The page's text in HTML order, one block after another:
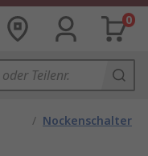
0
/ Nockenschalter